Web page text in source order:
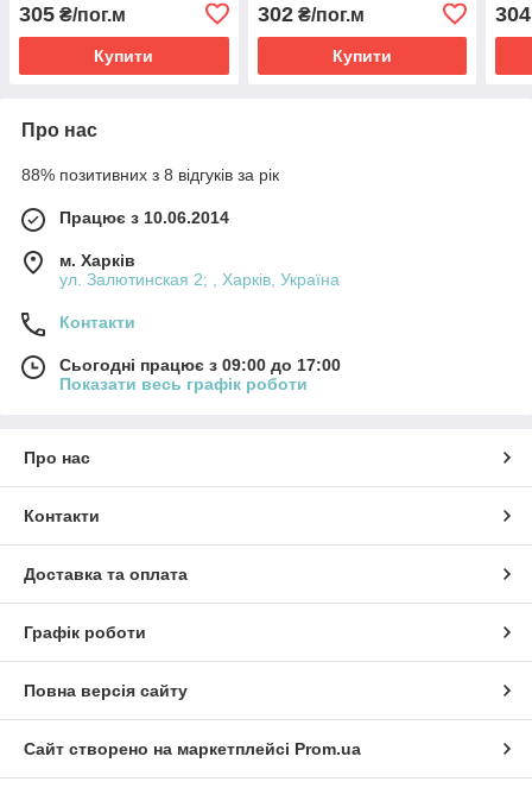
305 ₴/пог.м
Купити
302₴/пог.м
Купити
304
Про нас
88% позитивних з 8 відгуків за рік
Працює з 10.06.2014
м. Харків
ул. Залютинская 2; , Харків, Україна
Контакти
Сьогодні працює з 09:00 до 17:00
Показати весь графік роботи
Про нас
Контакти
Доставка та оплата
Графік роботи
Повна версія сайту
Сайт створено на маркетплейсі Prom.ua